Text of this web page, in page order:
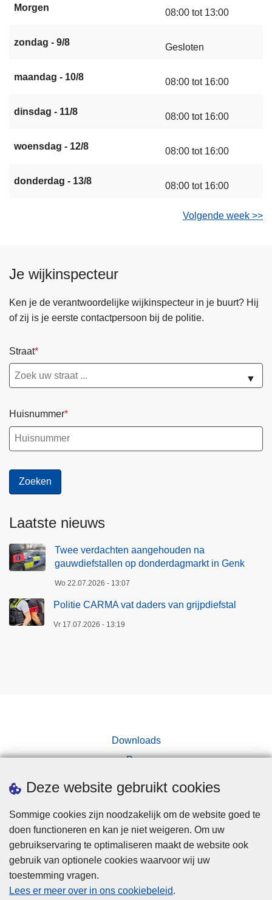
Deze website gebruikt cookies
Sommige cookies zijn noodzakelijk om de website goed te
doen functioneren en kan je niet weigeren. Om uw
gebruikservaring te optimaliseren maakt de website ook
gebruik van optionele cookies waarvoor wij uw
toestemming vragen.
Lees er meer over in ons cookiebeleid.
Morgen 08:00 tot 13:00
zondag - 9/8 Gesloten
maandag - 10/8 08:00 tot 16:00
dinsdag - 11/8 08:00 tot 16:00
woensdag - 12/8 08:00 tot 16:00
donderdag - 13/8 08:00 tot 16:00
Volgende week >>
Je wijkinspecteur
Ken je de verantwoordelijke wijkinspecteur in je buurt? Hij
of zij is je eerste contactpersoon bij de politie.
Straat
▼
Huisnummer
Laatste nieuws
Twee verdachten aangehouden na
gauwdiefstallen op donderdagmarkt in Genk
Wo 22.07.2026 - 13:07
Politie CARMA vat daders van grijpdiefstal
Vr 17.07.2026 - 13:19
Downloads
Pers
Disclaimer
Privacy